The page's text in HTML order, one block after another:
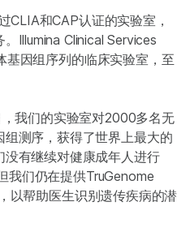
CLIA和CAP认证的实验室，
Illumina Clinical Services
因组序列的临床实验室，至
我们的实验室对2000多名无
测序，获得了世界上最大的
有继续对健康成年人进行
我们仍在提供TruGenome
以帮助医生识别遗传疾病的潜